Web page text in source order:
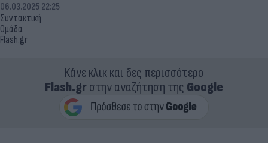
Συντακτική
Ομάδα
Flash.gr
06.03.2025 22:25
Κάνε κλικ και δες περισσότερο
Flash.grστην αναζήτηση της Google